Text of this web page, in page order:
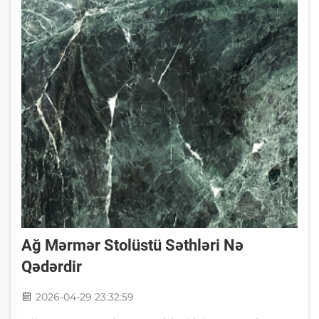
Ağ Mərmər Stolüstü Səthləri Nə
Qədərdir
2026-04-29 23:32:59